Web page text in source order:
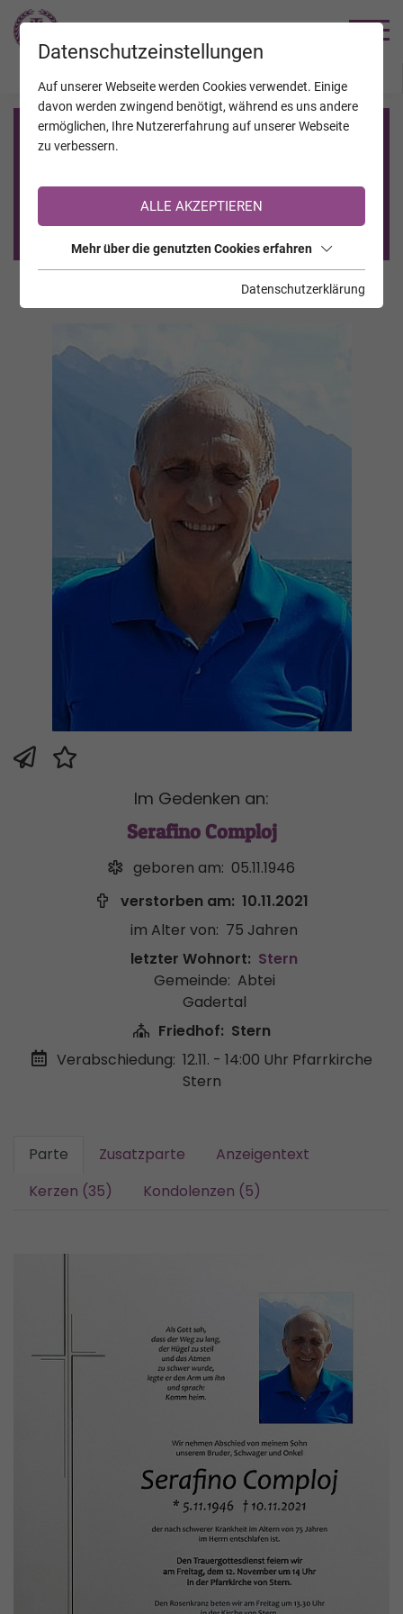
Registrierung auf TrauerHilfe.it
Sie sind noch nicht auf TrauerHilfe.it registriert?
>> zur kostenlosen Registrierung <<
Im Gedenken an:
Serafino Comploj
geboren am: 05.11.1946
verstorben am: 10.11.2021
im Alter von: 75 Jahren
letzter Wohnort: Stern
Gemeinde: Abtei
Gadertal
Friedhof: Stern
Verabschiedung: 12.11. - 14:00 Uhr Pfarrkirche
Stern
Parte Zusatzparte
Anzeigentext
Kerzen (35)
Kondolenzen (5)
Datenschutzeinstellungen
Auf unserer Webseite werden Cookies verwendet. Einige
davon werden zwingend benötigt, während es uns andere
ermöglichen, Ihre Nutzererfahrung auf unserer Webseite
zu verbessern.
ALLE AKZEPTIEREN
Mehr über die genutzten Cookies erfahren
Datenschutzerklärung
JAHRESTAGE KALENDER VERSTORBENE